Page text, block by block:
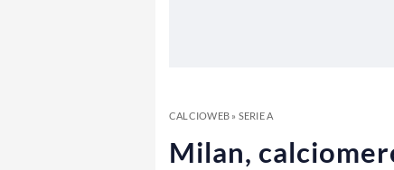
CALCIOWEB» SERIE A
Milan,